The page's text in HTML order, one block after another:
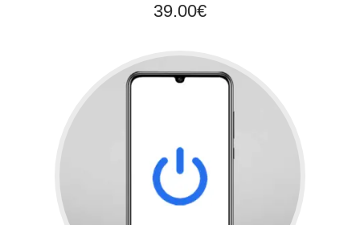
39.00€